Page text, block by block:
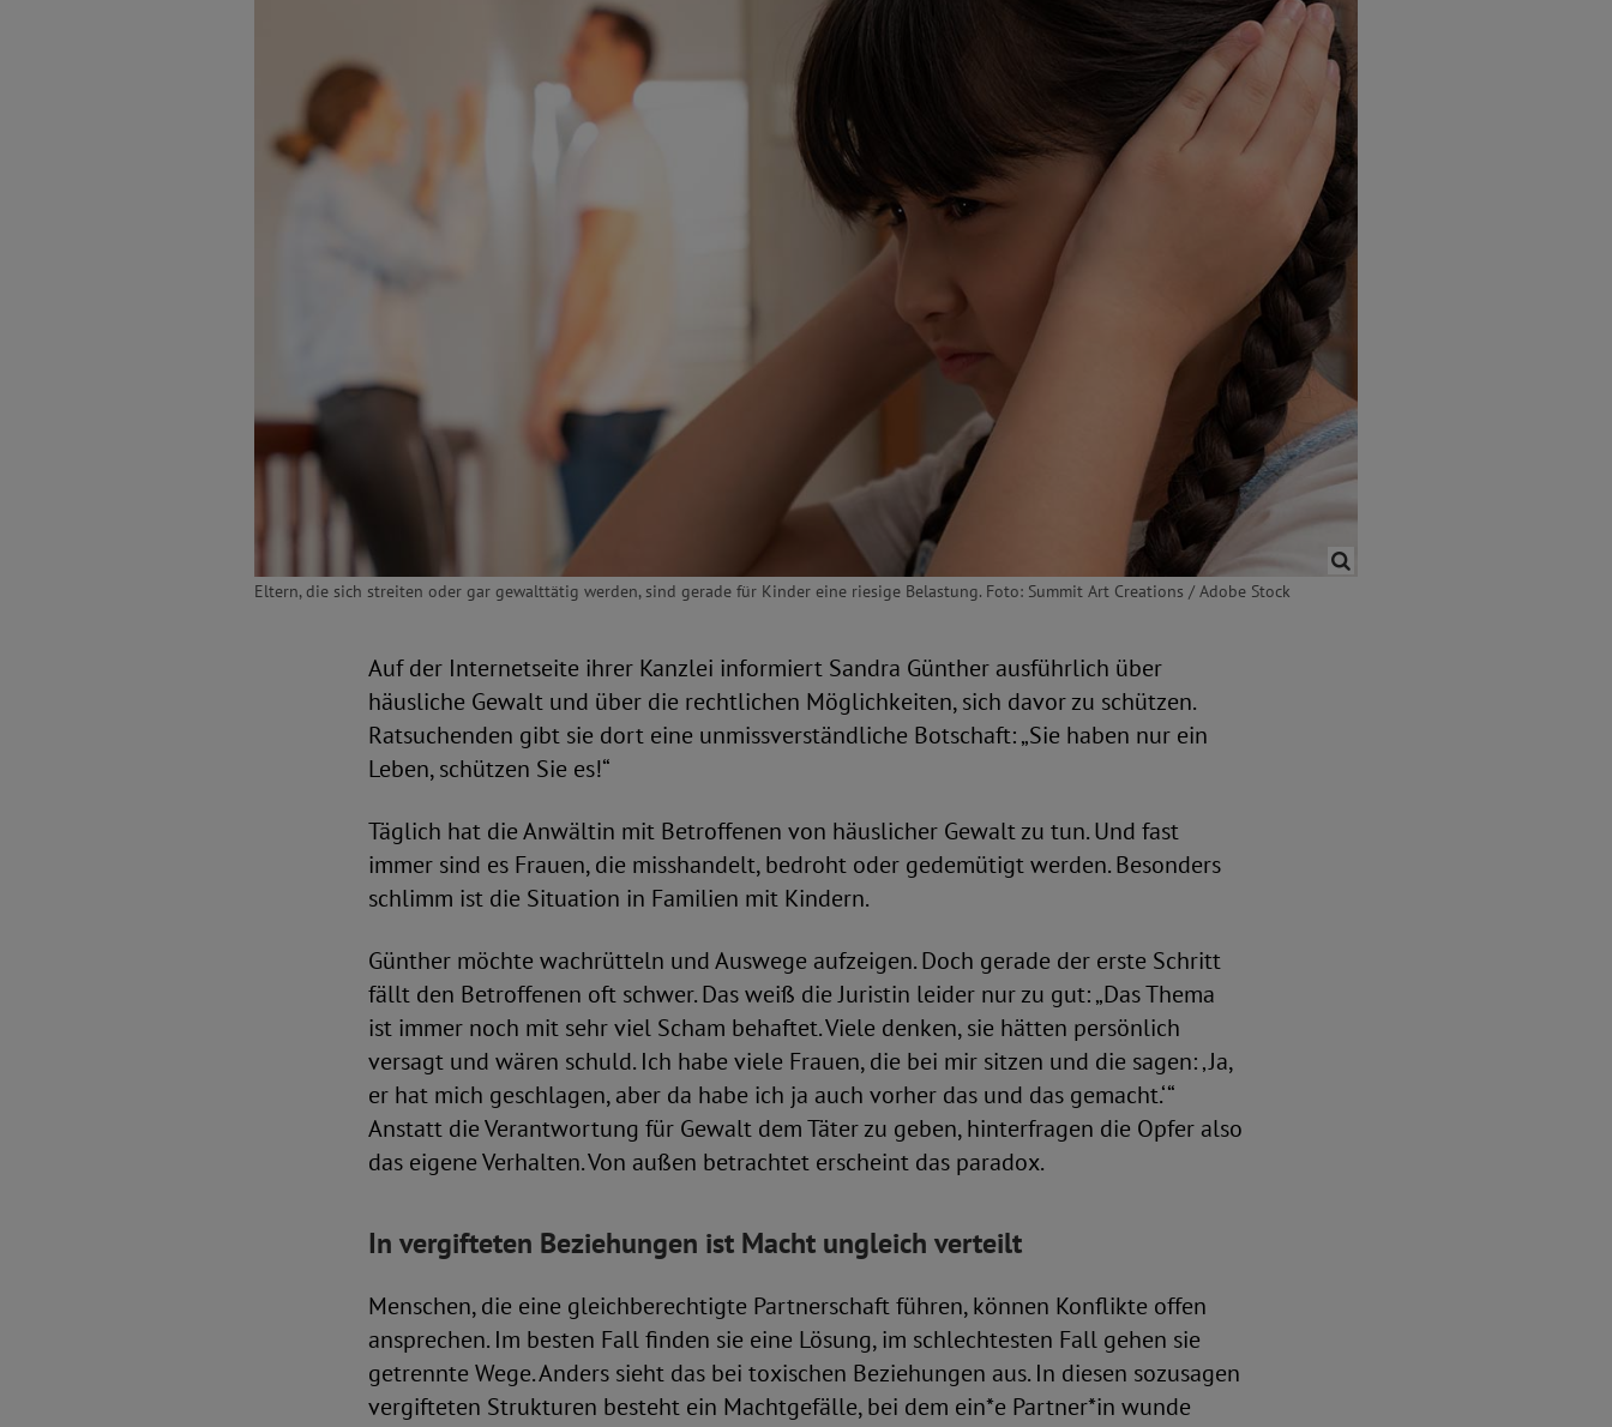
Eltern, die sich streiten oder gar gewalttätig werden, sind gerade für Kinder eine riesige Belastung. Foto: Summit Art Creations / Adobe Stock
Auf der Internetseite ihrer Kanzlei informiert Sandra Günther ausführlich über
häusliche Gewalt und über die rechtlichen Möglichkeiten, sich davor zu schützen.
Ratsuchenden gibt sie dort eine unmissverständliche Botschaft: „Sie haben nur ein
Leben, schützen Sie es!“
Täglich hat die Anwältin mit Betroffenen von häuslicher Gewalt zu tun. Und fast
immer sind es Frauen, die misshandelt, bedroht oder gedemütigt werden. Besonders
schlimm ist die Situation in Familien mit Kindern.
Günther möchte wachrütteln und Auswege aufzeigen. Doch gerade der erste Schritt
fällt den Betroffenen oft schwer. Das weiß die Juristin leider nur zu gut: „Das Thema
ist immer noch mit sehr viel Scham behaftet. Viele denken, sie hätten persönlich
versagt und wären schuld. Ich habe viele Frauen, die bei mir sitzen und die sagen: ‚ Ja,
er hat mich geschlagen, aber da habe ich ja auch vorher das und das gemacht.‘ “
Anstatt die Verantwortung für Gewalt dem Täter zu geben, hinterfragen die Opfer also
das eigene Verhalten. Von außen betrachtet erscheint das paradox.
In vergifteten Beziehungen ist Macht ungleich verteilt
Menschen, die eine gleichberechtigte Partnerschaft führen, können Konflikte offen
ansprechen. Im besten Fall finden sie eine Lösung, im schlechtesten Fall gehen sie
getrennte Wege. Anders sieht das bei toxischen Beziehungen aus. In diesen sozusagen
vergifteten Strukturen besteht ein Machtgefälle, bei dem ein*e Partner*in wunde